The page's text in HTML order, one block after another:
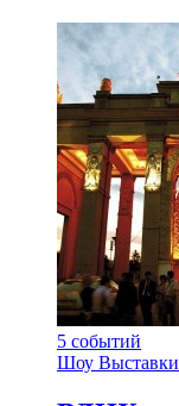
5 событий
Шоу Выставки